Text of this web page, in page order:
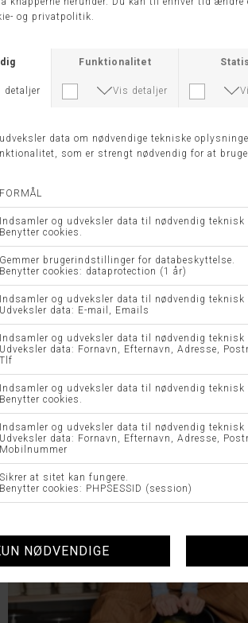
40 42
KJOLE 7913 - MOLLY JO KJOLE
UDFORSK VORES